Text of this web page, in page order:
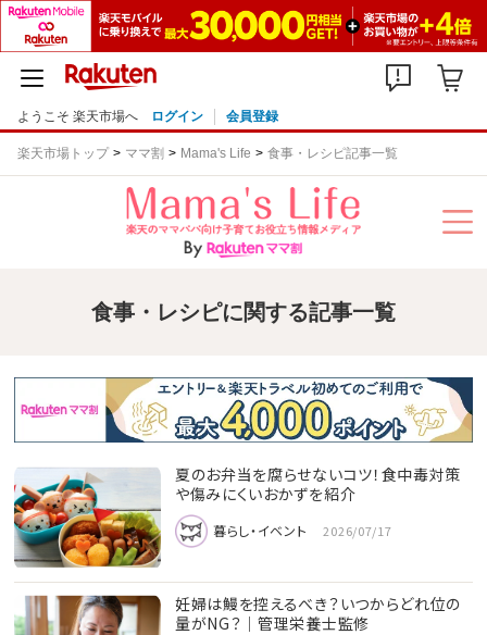
ようこそ 楽天市場へ ログイン 会員登録
楽天市場トップ ママ割 Mama's Life 食事・レシピ記事一覧
食事・レシピに関する記事一覧
夏のお弁当を腐らせないコツ！食中毒対策
や傷みにくいおかずを紹介
暮らし・イベント 2026/07/17
妊婦は鰻を控えるべき？いつからどれ位の
量がNG？│管理栄養士監修